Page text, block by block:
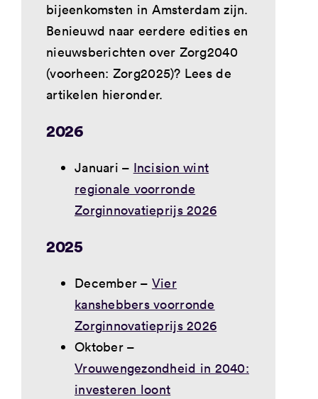
bijeenkomsten in Amsterdam zijn.
Benieuwd naar eerdere edities en
nieuwsberichten over Zorg2040
(voorheen: Zorg2025)? Lees de
artikelen hieronder.
2026
Januari – Incision wint
regionale voorronde
Zorginnovatieprijs 2026
2025
December – Vier
kanshebbers voorronde
Zorginnovatieprijs 2026
Oktober –
Vrouwengezondheid in 2040:
investeren loont